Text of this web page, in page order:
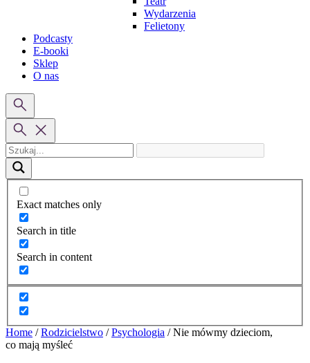
Wydarzenia
Felietony
Podcasty
E-booki
Sklep
O nas
Exact matches only
Search in title
Search in content
Home / Rodzicielstwo / Psychologia / Nie mówmy dzieciom,
co mają myśleć